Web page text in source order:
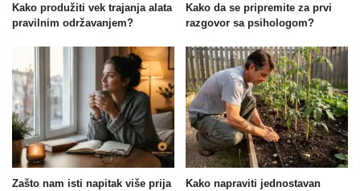
Kako produžiti vek trajanja alata
pravilnim održavanjem?
Kako da se pripremite za prvi
razgovor sa psihologom?
Zašto nam isti napitak više prija
Kako napraviti jednostavan